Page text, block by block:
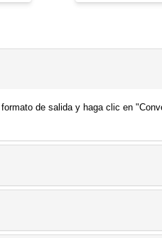
de salida y haga clic en